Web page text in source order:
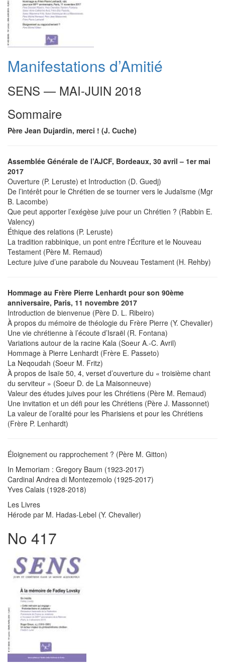
Manifestations d’Amitié
SENS — MAI-JUIN 2018
Sommaire
Père Jean Dujardin, merci ! (J. Cuche)
Assemblée Générale de l’AJCF, Bordeaux, 30 avril – 1er mai
2017
Ouverture (P. Leruste) et Introduction (D. Guedj)
De l’intérêt pour le Chrétien de se tourner vers le Judaïsme (Mgr
B. Lacombe)
Que peut apporter l’exégèse juive pour un Chrétien ? (Rabbin E.
Valency)
Éthique des relations (P. Leruste)
La tradition rabbinique, un pont entre l'Écriture et le Nouveau
Testament (Père M. Remaud)
Lecture juive d’une parabole du Nouveau Testament (H. Rehby)
Hommage au Frère Pierre Lenhardt pour son 90ème
anniversaire, Paris, 11 novembre 2017
Introduction de bienvenue (Père D. L. Ribeiro)
À propos du mémoire de théologie du Frère Pierre (Y. Chevalier)
Une vie chrétienne à l’écoute d’Israël (R. Fontana)
Variations autour de la racine Kala (Soeur A.-C. Avril)
Hommage à Pierre Lenhardt (Frère E. Passeto)
La Neqoudah (Soeur M. Fritz)
À propos de Isaïe 50, 4, verset d’ouverture du « troisième chant
du serviteur » (Soeur D. de La Maisonneuve)
Valeur des études juives pour les Chrétiens (Père M. Remaud)
Une invitation et un défi pour les Chrétiens (Père J. Massonnet)
La valeur de l’oralité pour les Pharisiens et pour les Chrétiens
(Frère P. Lenhardt)
Éloignement ou rapprochement ? (Père M. Gitton)
In Memoriam : Gregory Baum (1923-2017)
Cardinal Andrea di Montezemolo (1925-2017)
Yves Calais (1928-2018)
Les Livres
Hérode par M. Hadas-Lebel (Y. Chevalier)
No 417